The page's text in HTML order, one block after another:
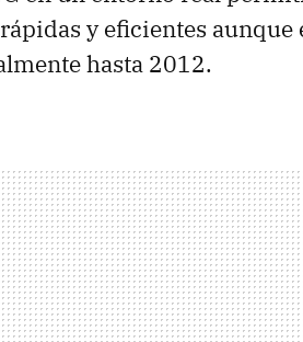
y eficientes aunque
hasta 2012.